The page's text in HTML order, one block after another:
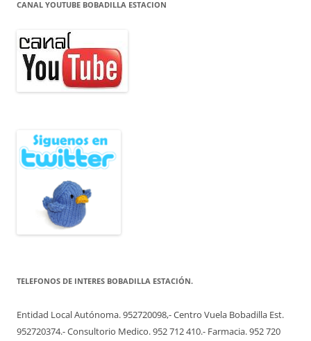
CANAL YOUTUBE BOBADILLA ESTACION
TELEFONOS DE INTERES BOBADILLA ESTACIÓN.
Entidad Local Autónoma. 952720098,- Centro Vuela Bobadilla Est.
952720374.- Consultorio Medico. 952 712 410.- Farmacia. 952 720